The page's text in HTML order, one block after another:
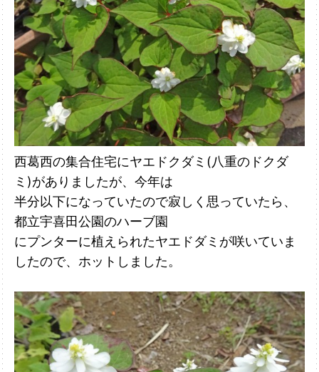
西葛西の集合住宅にヤエドクダミ(八重のドクダ
ミ)がありましたが、今年は
半分以下になっていたので寂しく思っていたら、
都立宇喜田公園のハーブ園
にプンターに植えられたヤエドダミが咲いていま
したので、ホットしました。